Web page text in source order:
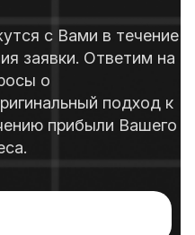
с Вами в течение
заявки. Ответим на
о
подход к
прибыли Вашего